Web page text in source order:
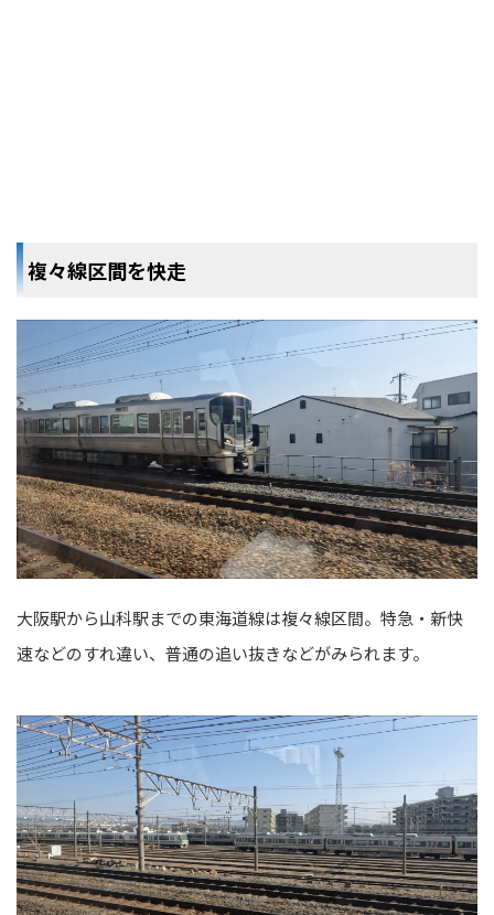
複々線区間を快走
大阪駅から山科駅までの東海道線は複々線区間。特急・新快
速などのすれ違い、普通の追い抜きなどがみられます。